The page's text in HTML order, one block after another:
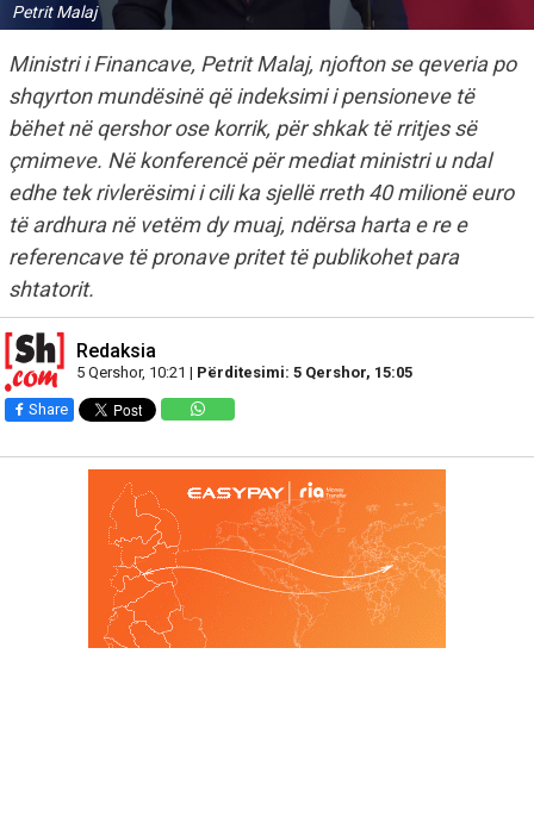
Petrit Malaj
Ministri i Financave, Petrit Malaj, njofton se qeveria po
shqyrton mundësinë që indeksimi i pensioneve të
bëhet në qershor ose korrik, për shkak të rritjes së
çmimeve. Në konferencë për mediat ministri u ndal
edhe tek rivlerësimi i cili ka sjellë rreth 40 milionë euro
të ardhura në vetëm dy muaj, ndërsa harta e re e
referencave të pronave pritet të publikohet para
shtatorit.
Redaksia
5 Qershor, 10:21 | Përditesimi: 5 Qershor, 15:05
Share